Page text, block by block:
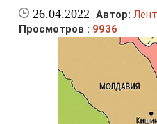
26.04.2022 Автор:
Просмотров : 9936